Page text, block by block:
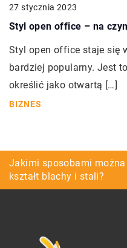
27 stycznia 2023
Styl open office – na
Styl open office staje się
bardziej popularny. Jest
określić jako otwartą […]
BIZNES
Jak zadbać o prawidłowe
Jakimi sposobami
kształt blachy i stali?
Jakie krzesła wybrać do